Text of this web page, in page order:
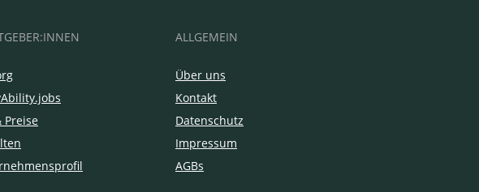
Preise
ALLGEMEIN
Über uns
Kontakt
Datenschutz
Impressum
AGBs